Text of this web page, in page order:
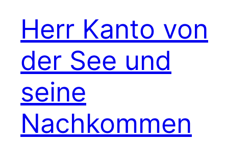
Herr Kanto von
der See und
seine
Nachkommen